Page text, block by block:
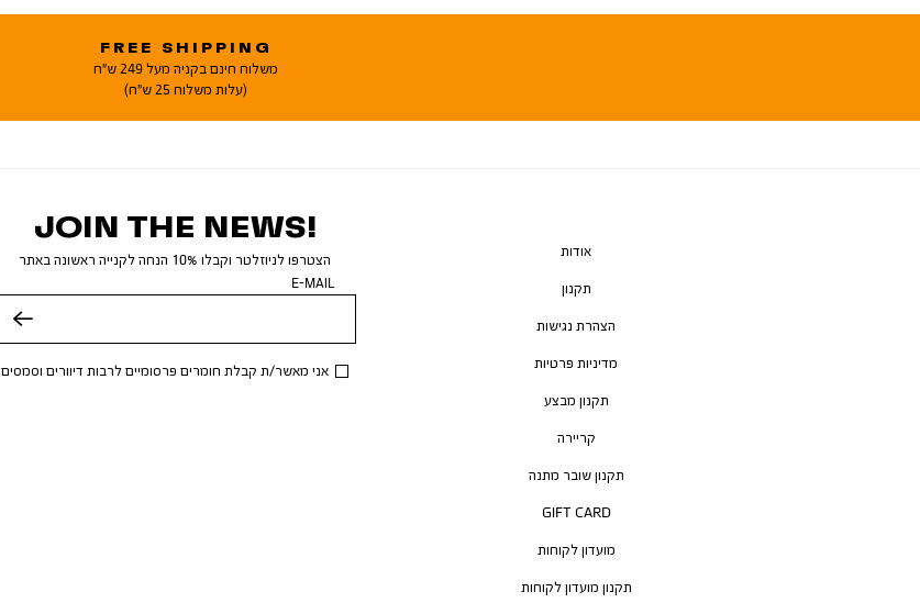
FREE SHIPPING
משלוח חינם בקניה מעל 249 ש"ח
(עלות משלוח 25 ש"ח)
JOIN THE NEWS!
הצטרפו לניוזלטר וקבלו 10% הנחה לקנייה ראשונה באתר
E-MAIL
אני מאשר/ת קבלת חומרים פרסומיים לרבות דיוורים וסמסים
אודות
תקנון
הצהרת נגישות
מדיניות פרטיות
תקנון מבצע
קריירה
תקנון שובר מתנה
GIFT CARD
מועדון לקוחות
תקנון מועדון לקוחות